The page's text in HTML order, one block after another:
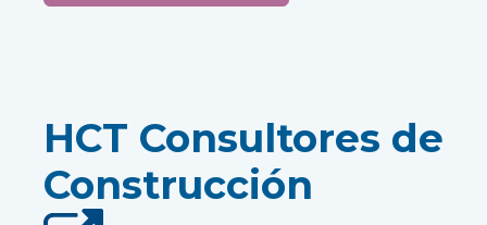
HCT Consultores de
Construcción